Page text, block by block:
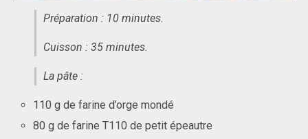
Préparation : 10 minutes.
Cuisson : 35 minutes.
La pâte :
110 g de farine d’orge mondé
80 g de farine T110 de petit épeautre